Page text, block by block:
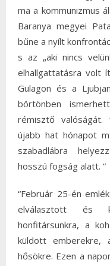
ma a kommunizmus
Baranya megyei
bűne a nyílt
s az „aki nincs
elhallgattatásra volt
Gulagon és a
börtönben
rémisztő
újabb hat hónapot
szabadlábra
hosszú fogság alatt. “
“Február 25-én
elválasztott és
honfitársunkra, a
küldött emberekre,
hősökre. Ezen a